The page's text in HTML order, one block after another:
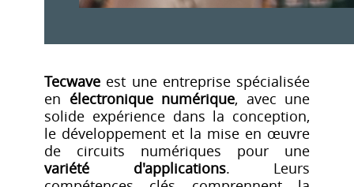
Tecwave est une entreprise spécialisée
en électronique numérique, avec une
solide expérience dans la conception,
le développement et la mise en œuvre
de circuits numériques pour une
variété d'applications. Leurs